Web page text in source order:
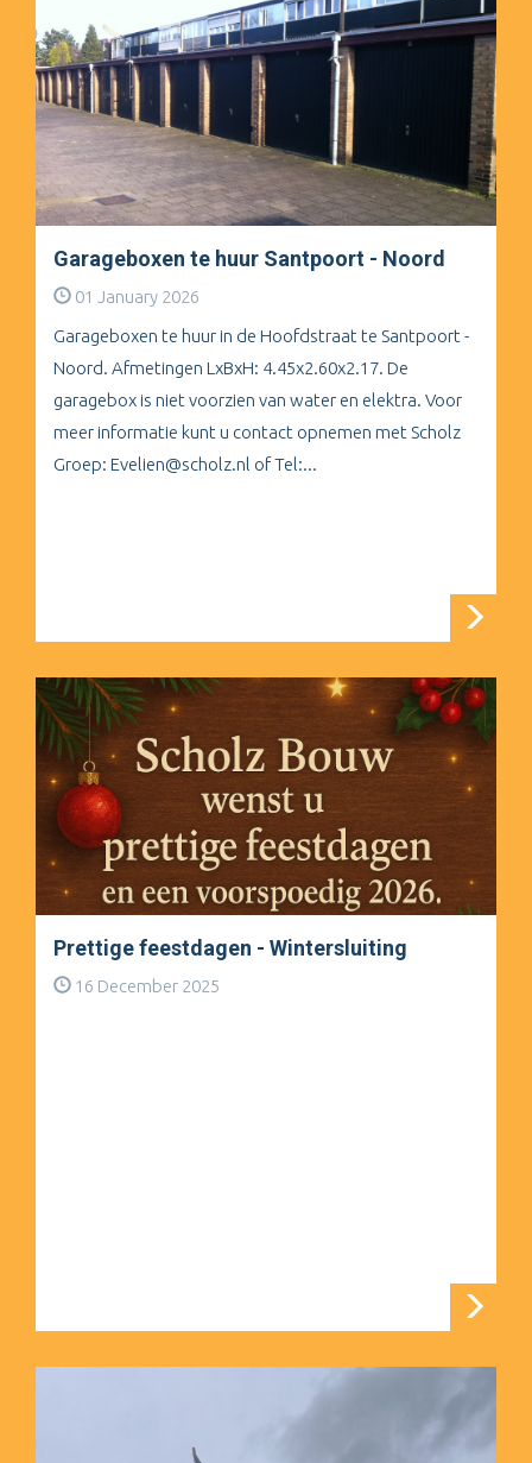
Garageboxen te huur Santpoort - Noord
01 January 2026
Garageboxen te huur in de Hoofdstraat te Santpoort -
Noord. Afmetingen LxBxH: 4.45x2.60x2.17. De
garagebox is niet voorzien van water en elektra. Voor
meer informatie kunt u contact opnemen met Scholz
Groep: Evelien@scholz.nl of Tel:...
Prettige feestdagen - Wintersluiting
16 December 2025